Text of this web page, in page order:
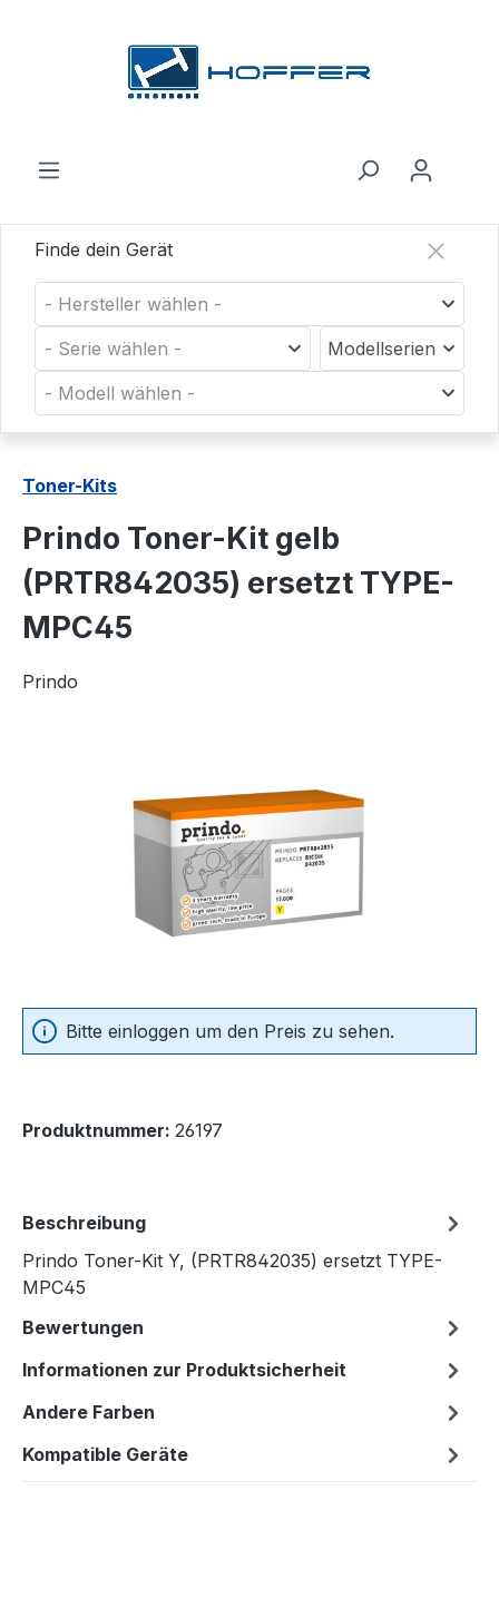
Finde dein Gerät
- Hersteller wählen -
- Serie wählen -
Modellserien
- Modell wählen -
Toner-Kits
Prindo Toner-Kit gelb
(PRTR842035) ersetzt TYPE-
MPC45
Prindo
Bitte einloggen um den Preis zu sehen.
Produktnummer: 26197
Beschreibung
Prindo Toner-Kit Y, (PRTR842035) ersetzt TYPE-
MPC45
Bewertungen
Informationen zur Produktsicherheit
Andere Farben
Kompatible Geräte